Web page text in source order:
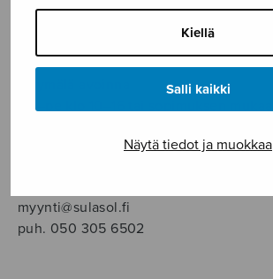
Kiellä
Salli kaikki
Näytä tiedot ja muokkaa
Sulasol nuottikauppa
ma–pe klo 10–16 tai sopimuksen mukaan
Tallberginkatu 1 B, 1,5 krs.
myynti@sulasol.fi
puh. 050 305 6502